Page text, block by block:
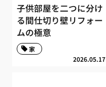
子供部屋を二つに分け
る間仕切り壁リフォー
ムの極意
2026.05.17
家